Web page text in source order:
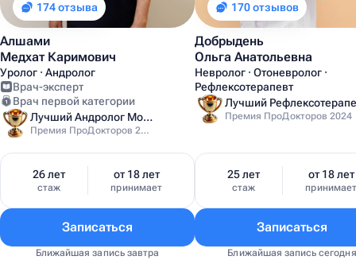
174 отзыва
Алшами
Медхат Каримович
Уролог · Андролог
Врач-эксперт
Врач первой категории
Лучший Андролог Москвы
Премия ПроДокторов 2024
26 лет
стаж
от 18 лет
принимает
Записаться
Ближайшая запись завтра
170 отзывов
Добрыдень
Ольга Анатольевна
Невролог · Отоневролог ·
Рефлексотерапевт
Премия ПроДокторов 2024
25 лет
стаж
от 18 лет
принимает
Записаться
Ближайшая запись сегодня